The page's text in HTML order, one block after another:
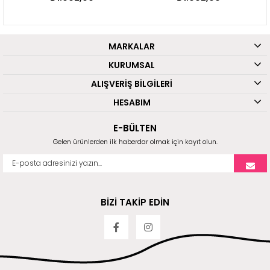
MARKALAR
KURUMSAL
ALIŞVERİŞ BİLGİLERİ
HESABIM
E-BÜLTEN
Gelen ürünlerden ilk haberdar olmak için kayıt olun.
BİZİ TAKİP EDİN